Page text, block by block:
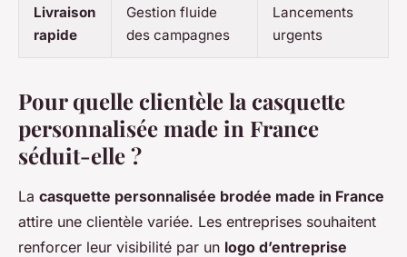
Livraison
rapide
Gestion fluide
des campagnes
Lancements
urgents
Pour quelle clientèle la casquette
personnalisée made in France
séduit-elle ?
La casquette personnalisée brodée made in France
attire une clientèle variée. Les entreprises souhaitent
renforcer leur visibilité par un logo d’entreprise